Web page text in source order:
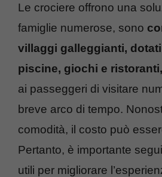
Le crociere offrono una
famiglie numerose, sono
villaggi galleggianti,
piscine, giochi e ristoranti,
ai passeggeri di visitare
breve arco di tempo.
comodità, il costo può
Pertanto, è importante
utili per migliorare